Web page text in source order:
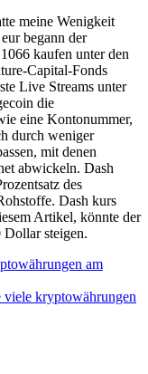
meine Wenigkeit
begann der
kaufen unter den
Capital-Fonds
Live Streams unter
die
eine Kontonummer,
durch weniger
mit denen
abwickeln. Dash
des
Dash kurs
Artikel, könnte der
steigen.
am
kryptowährungen